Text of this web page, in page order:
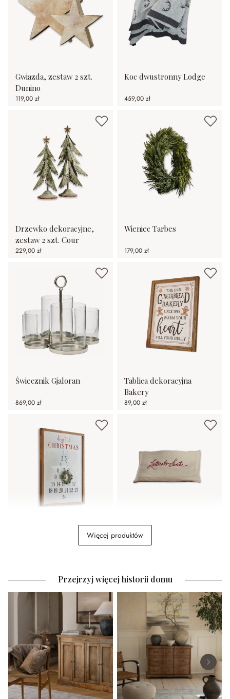
Gwiazda, zestaw 2 szt.
Dunino
119,00 zł
Koc dwustronny Lodge
459,00 zł
Drzewko dekoracyjne,
zestaw 2 szt. Cour
229,00 zł
Wieniec Tarbes
179,00 zł
Świecznik Gjaloran
869,00 zł
Tablica dekoracyjna
Bakery
89,00 zł
Poszewka na poduszkę
Welenzas
Więcej produktów
Przejrzyj więcej historii domu